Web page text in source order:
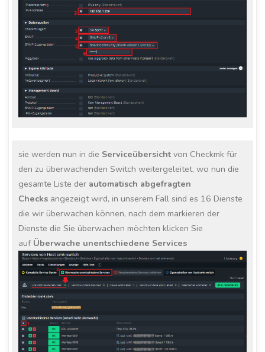
sie werden nun in die Serviceübersichtvon Checkmk für
den zu überwachenden Switch weitergeleitet, wo nun die
gesamte Liste der automatisch abgefragten
Checks angezeigt wird, in unserem Fall sind es 16 Dienste
die wir überwachen können, nach dem markieren der
Dienste die Sie überwachen möchten klicken Sie
aufÜberwache unentschiedene Services